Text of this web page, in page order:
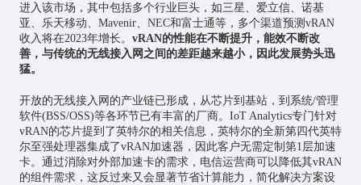
进入该市场，其中包括多个行业巨头，如三星、爱立信、诺基
亚、乐天移动、Mavenir、NEC和富士通等，多个渠道预测vRAN
收入将在2023年增长。 vRAN的性能在不断提升，能效不断改
善，与传统的无线接入网之间的差距越来越小，因此发展势头迅
猛。
开放的无线接入网的产业链已形成，从芯片到基站，到系统/管理
软件(BSS/OSS)等各环节已有丰富的厂商。IoT Analytics专门针对
vRAN的芯片提到了英特尔的相关信息，英特尔的全新第四代英特
尔至强处理器集成了vRAN加速器，因此客户无需定制第1层加速
卡。通过消除对外部加速卡的需求，电信运营商可以降低其vRAN
的组件需求，这反过来又会显著节省计算能力，简化解决方案设